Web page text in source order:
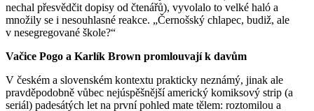
nechal přesvědčit dopisy od čtenářů), vyvolalo to velké haló a
množily se i nesouhlasné reakce. „Černošský chlapec, budiž, ale
v nesegregované škole?“
Vačice Pogo a Karlík Brown promlouvají k davům
V českém a slovenském kontextu prakticky neznámý, jinak ale
pravděpodobně vůbec nejúspěšnější americký komiksový strip (a
seriál) padesátých let na první pohled mate tělem: roztomilou a